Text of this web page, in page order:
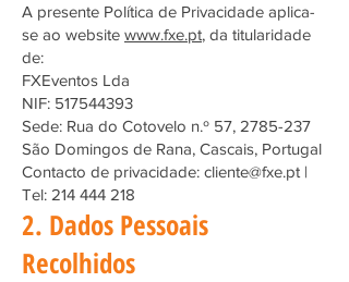
A presente Política de Privacidade aplica-
se ao website www.fxe.pt, da titularidade
de:
FXEventos Lda
NIF: 517544393
Sede: Rua do Cotovelo n.º 57, 2785-237
São Domingos de Rana, Cascais, Portugal
Contacto de privacidade: cliente@fxe.pt |
Tel: 214 444 218
2. Dados Pessoais
Recolhidos